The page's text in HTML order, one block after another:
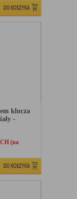
klucza
-
(na